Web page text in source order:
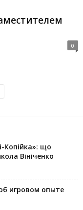
0
Копійка»: що
Вініченко
игровом опыте